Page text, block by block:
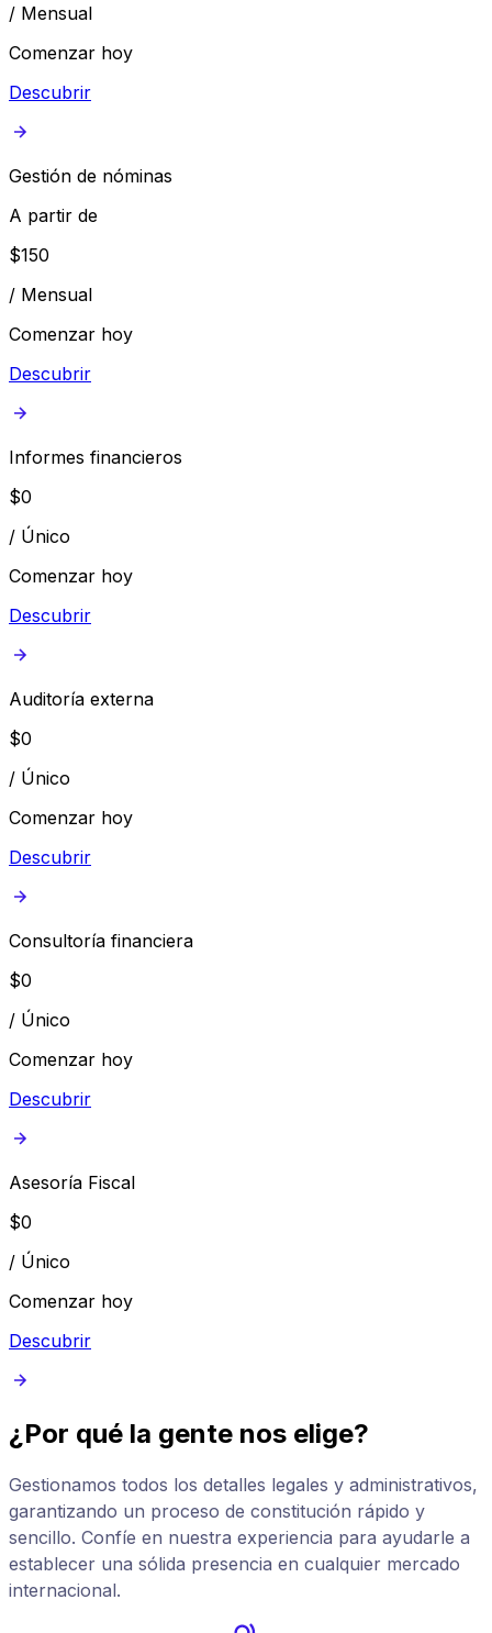
/ Mensual
Comenzar hoy
Descubrir
Gestión de nóminas
A partir de
$150
/ Mensual
Comenzar hoy
Descubrir
Informes financieros
$0
/ Único
Comenzar hoy
Descubrir
Auditoría externa
$0
/ Único
Comenzar hoy
Descubrir
Consultoría financiera
$0
/ Único
Comenzar hoy
Descubrir
Asesoría Fiscal
$0
/ Único
Comenzar hoy
Descubrir
¿Por qué la gente nos elige?
Gestionamos todos los detalles legales y administrativos,
garantizando un proceso de constitución rápido y
sencillo. Confíe en nuestra experiencia para ayudarle a
establecer una sólida presencia en cualquier mercado
internacional.